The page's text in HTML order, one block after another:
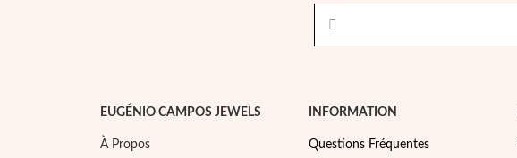
EUGÉNIO CAMPOS JEWELS
À Propos
INFORMATION
Questions Fréquentes